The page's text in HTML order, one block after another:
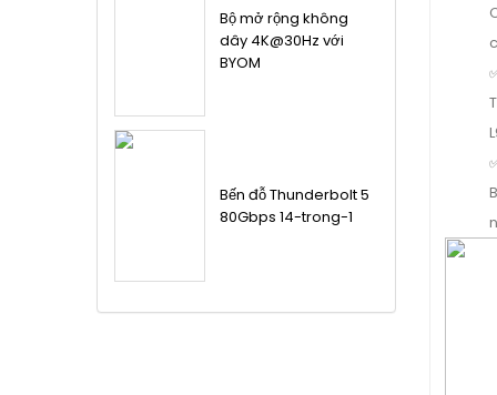
Bộ mở rộng không
dây 4K@30Hz với
BYOM
Bến đỗ Thunderbolt 5
80Gbps 14-trong-1